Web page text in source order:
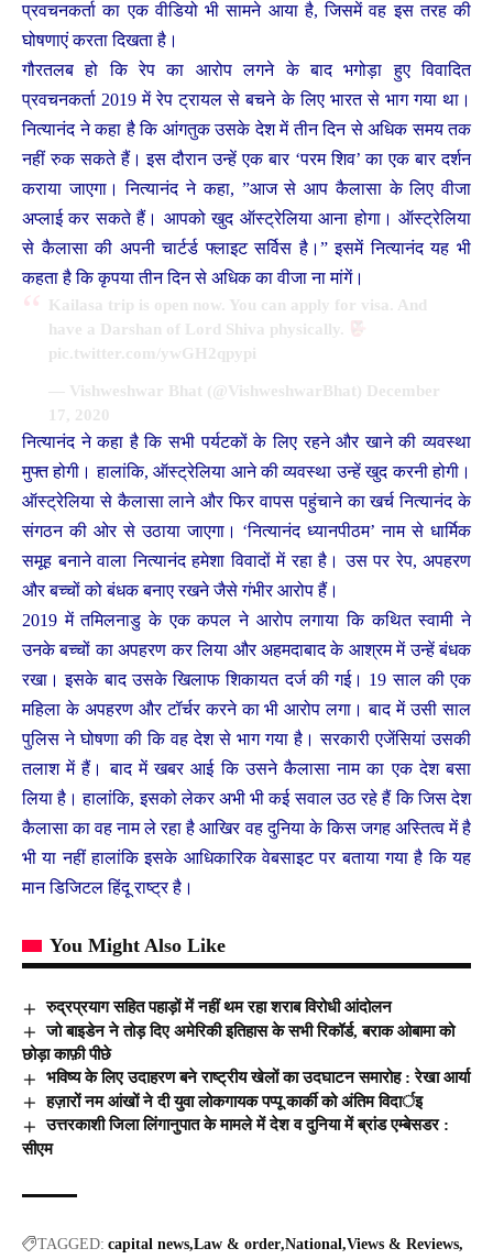
प्रवचनकर्ता का एक वीडियो भी सामने आया है, जिसमें वह इस तरह की
घोषणाएं करता दिखता है।
गौरतलब हो कि रेप का आरोप लगने के बाद भगोड़ा हुए विवादित
प्रवचनकर्ता 2019 में रेप ट्रायल से बचने के लिए भारत से भाग गया था।
नित्यानंद ने कहा है कि आंगतुक उसके देश में तीन दिन से अधिक समय तक
नहीं रुक सकते हैं। इस दौरान उन्हें एक बार ‘परम शिव’ का एक बार दर्शन
कराया जाएगा। नित्यानंद ने कहा, ”आज से आप कैलासा के लिए वीजा
अप्लाई कर सकते हैं। आपको खुद ऑस्ट्रेलिया आना होगा। ऑस्ट्रेलिया
से कैलासा की अपनी चार्टर्ड फ्लाइट सर्विस है।” इसमें नित्यानंद यह भी
कहता है कि कृपया तीन दिन से अधिक का वीजा ना मांगें।
Kailasa trip is open now. You can apply for visa. And
have a Darshan of Lord Shiva physically.
pic.twitter.com/ywGH2qpypi
— Vishweshwar Bhat (@VishweshwarBhat) December
17, 2020
नित्यानंद ने कहा है कि सभी पर्यटकों के लिए रहने और खाने की व्यवस्था
मुफ्त होगी। हालांकि, ऑस्ट्रेलिया आने की व्यवस्था उन्हें खुद करनी होगी।
ऑस्ट्रेलिया से कैलासा लाने और फिर वापस पहुंचाने का खर्च नित्यानंद के
संगठन की ओर से उठाया जाएगा। ‘नित्यानंद ध्यानपीठम’ नाम से धार्मिक
समूह बनाने वाला नित्यानंद हमेशा विवादों में रहा है। उस पर रेप, अपहरण
और बच्चों को बंधक बनाए रखने जैसे गंभीर आरोप हैं।
2019 में तमिलनाडु के एक कपल ने आरोप लगाया कि कथित स्वामी ने
उनके बच्चों का अपहरण कर लिया और अहमदाबाद के आश्रम में उन्हें बंधक
रखा। इसके बाद उसके खिलाफ शिकायत दर्ज की गई। 19 साल की एक
महिला के अपहरण और टॉर्चर करने का भी आरोप लगा। बाद में उसी साल
पुलिस ने घोषणा की कि वह देश से भाग गया है। सरकारी एजेंसियां उसकी
तलाश में हैं। बाद में खबर आई कि उसने कैलासा नाम का एक देश बसा
लिया है। हालांकि, इसको लेकर अभी भी कई सवाल उठ रहे हैं कि जिस देश
कैलासा का वह नाम ले रहा है आखिर वह दुनिया के किस जगह अस्तित्व में है
भी या नहीं हालांकि इसके आधिकारिक वेबसाइट पर बताया गया है कि यह
मान डिजिटल हिंदू राष्ट्र है।
You Might Also Like
रुद्रप्रयाग सहित पहाड़ों में नहीं थम रहा शराब विरोधी आंदोलन
जो बाइडेन ने तोड़ दिए अमेरिकी इतिहास के सभी रिकॉर्ड, बराक ओबामा को
छोड़ा काफ़ी पीछे
भविष्य के लिए उदाहरण बने राष्ट्रीय खेलों का उदघाटन समारोह : रेखा आर्या
हज़ारों नम आंखों ने दी युवा लोकगायक पप्पू कार्की को अंतिम विदार्इ
उत्तरकाशी जिला लिंगानुपात के मामले में देश व दुनिया में ब्रांड एम्बेसडर :
सीएम
TAGGED: capital news Law & order National Views & Reviews